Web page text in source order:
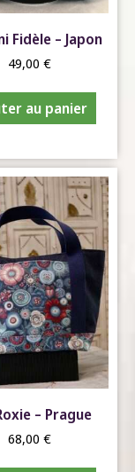
Fidèle – Japon
49,00 €
au panier
– Prague
68,00 €